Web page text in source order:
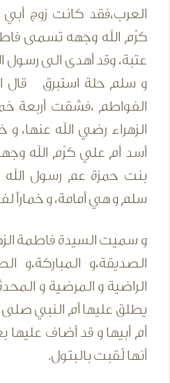
العرب،فقد كانت زوج
كرّم الله وجهه تسمى
عتبة، وقد أهدى الى رسول
و سلم حلة استبرق قال
الفواطم ،فشقت أربعة
الزهراء رضي الله عنها،
أسد أم علي كرّم الله
بنت حمزة عم رسول الله
سلم و هي أمامة، و خماراً
و سميت السيدة فاطمة
الصديقة،و المباركة،و
الراضية و المرضية و
يطلق عليها أم النبي صلى
أم أبيها و قد أضاف
أنها لُقبت بالبتول.